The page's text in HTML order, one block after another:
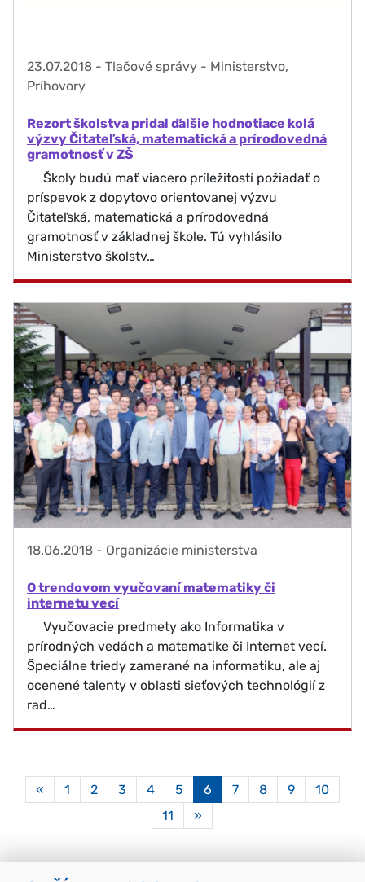
23.07.2018 - Tlačové správy - Ministerstvo,
Príhovory
Rezort školstva pridal ďalšie hodnotiace kolá
výzvy Čitateľská, matematická a prírodovedná
gramotnosť v ZŠ
Školy budú mať viacero príležitostí požiadať o
príspevok z dopytovo orientovanej výzvu
Čitateľská, matematická a prírodovedná
gramotnosť v základnej škole. Tú vyhlásilo
Ministerstvo školstv…
18.06.2018 - Organizácie ministerstva
O trendovom vyučovaní matematiky či
internetu vecí
Vyučovacie predmety ako Informatika v
prírodných vedách a matematike či Internet vecí.
Špeciálne triedy zamerané na informatiku, ale aj
ocenené talenty v oblasti sieťových technológií z
rad…
« 1 2 3 4 5 6 Aktuálna
stránka
7 8 9
10
11
»